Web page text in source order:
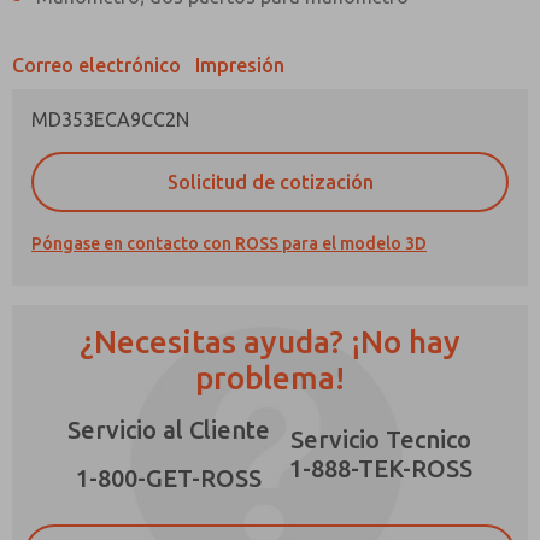
Correo electrónico Impresión
MD353ECA9CC2N
Solicitud de cotización
Póngase en contacto con ROSS para el modelo 3D
¿Necesitas ayuda? ¡No hay
problema!
Servicio al Cliente
1-800-GET-ROSS
Servicio Tecnico
1-888-TEK-ROSS
¿Método de Contacto Preferido?
Correo Electrónico
Teléfono
Envíenme actualizaciones periódicas sobre
*Sí, he leído la política de privacidad y acepto
que los datos que proporcione se recopilarán
y almacenarán electrónicamente. Mis datos se
destinados a procesar y responder a mi
solicitud. Al enviar el formulario de contacto,
acepto el procesamiento.
×